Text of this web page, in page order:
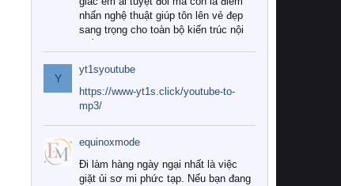
nhấn nghệ thuật giúp tôn lên vẻ đẹp
sang trọng cho toàn bộ kiến trúc nội
Tuy nhiên, giữa thị trường đa dạng
với vô vàn thương hiệu và mẫu mã
như hiện nay, làm thế nào để chọn
được những bộ chăn ga gối đệm cao
cấp thực sự chất lượng, phù hợp với
khí hậu và nhu cầu sử dụng của gia
đình? Hãy cùng chúng tôi đi tìm lời
giải đáp chi tiết qua bài viết dưới đây.
Y
yt1syoutube
https://www-yt1s.click/youtube-to-
mp3/
equinoxmode
Đi làm hàng ngày ngại nhất là việc
giặt ủi sơ mi phức tạp. Nếu bạn đang